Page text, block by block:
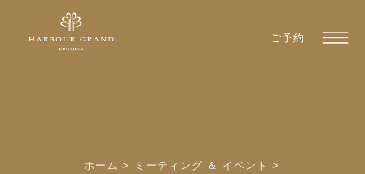
ご予約
ホーム > ミーティング ＆ イベント >